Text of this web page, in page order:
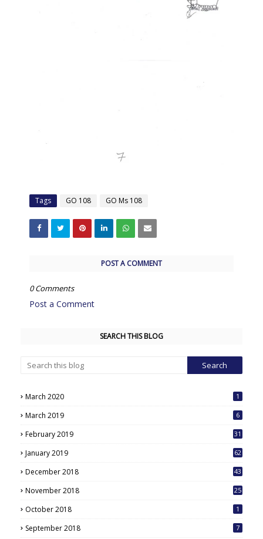
Tags GO 108 GO Ms 108
POST A COMMENT
0 Comments
Post a Comment
SEARCH THIS BLOG
March 2020 1
March 2019 6
February 2019 31
January 2019 62
December 2018 43
November 2018 25
October 2018 1
September 2018 7